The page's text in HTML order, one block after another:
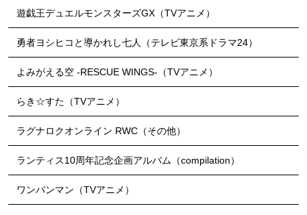
遊戯王デュエルモンスターズGX（TVアニメ）
勇者ヨシヒコと導かれし七人（テレビ東京系ドラマ24）
よみがえる空 -RESCUE WINGS-（TVアニメ）
らき☆すた（TVアニメ）
ラグナロクオンライン RWC（その他）
ランティス10周年記念企画アルバム（compilation）
ワンパンマン（TVアニメ）